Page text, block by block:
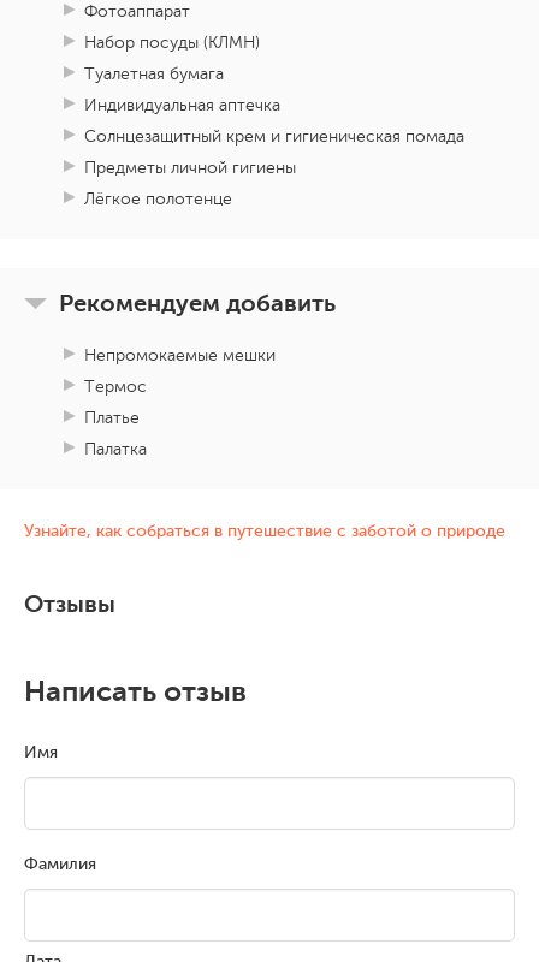
Фотоаппарат
Набор посуды (КЛМН)
Туалетная бумага
Индивидуальная аптечка
Солнцезащитный крем и гигиеническая помада
Предметы личной гигиены
Лёгкое полотенце
Рекомендуем добавить
Непромокаемые мешки
Термос
Платье
Палатка
Узнайте, как собраться в путешествие с заботой о природе
Отзывы
Написать отзыв
Имя
Фамилия